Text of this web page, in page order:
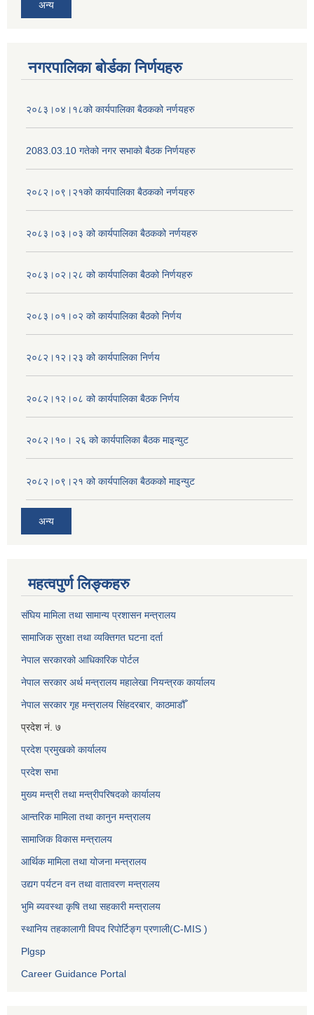
अन्य
नगरपालिका बोर्डका निर्णयहरु
२०८३।०४।१८को कार्यपालिका बैठकको नर्णयहरु
2083.03.10 गतेको नगर सभाको बैठक निर्णयहरु
२०८२।०९।२१को कार्यपालिका बैठकको नर्णयहरु
२०८३।०३।०३ को कार्यपालिका बैठकको नर्णयहरु
२०८३।०२।२८ को कार्यपालिका बैठको निर्णयहरु
२०८३।०१।०२ को कार्यपालिका बैठको निर्णय
२०८२।१२।२३ को कार्यपालिका निर्णय
२०८२।१२।०८ को कार्यपालिका बैठक निर्णय
२०८२।१०। २६ को कार्यपालिका बैठक माइन्युट
२०८२।०९।२१ को कार्यपालिका बैठकको माइन्युट
अन्य
महत्वपुर्ण लिङ्कहरु
संघिय मामिला तथा सामान्य प्रशासन मन्त्रालय
सामाजिक सुरक्षा तथा व्यक्तिगत घटना दर्ता
नेपाल सरकारको आधिकारिक पोर्टल
नेपाल सरकार अर्थ मन्त्रालय महालेखा नियन्त्रक कार्यालय
नेपाल सरकार गृह मन्त्रालय सिंहदरबार, काठमाडौँ
प्रदेश नं. ७
प्रदेश प्रमुखको कार्यालय
प्रदेश सभा
मुख्य मन्त्री तथा मन्त्रीपरिषदको कार्यालय
आन्तरिक मामिला तथा कानुन मन्त्रालय
सामाजिक विकास मन्त्रालय
आर्थिक मामिला तथा योजना मन्त्रालय
उद्यग पर्यटन वन तथा वातावरण मन्त्रालय
भुमि ब्यवस्था कृषि तथा सहकारी मन्त्रालय
स्थानिय तहकालागी विपद रिपोर्टिङ्ग प्रणाली(C-MIS )
Plgsp
Career Guidance Portal